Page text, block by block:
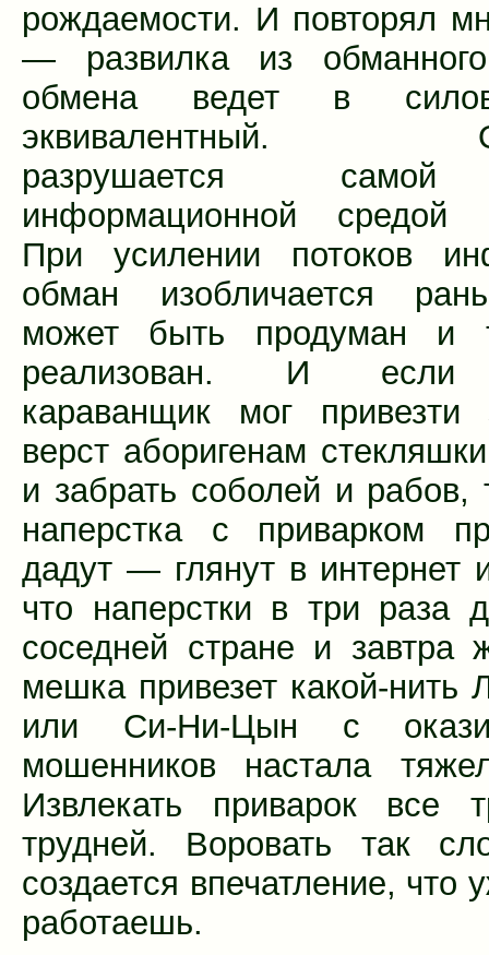
рождаемости. И повторял
— развилка из
обмена ведет в
эквивалентный.
разрушается
информационной средой
При усилении потоков
обман изобличается
может быть продуман и
реализован. И если
караванщик мог
верст аборигенам
и забрать соболей и
наперстка с приварком
дадут — глянут в интернет
что наперстки в три раза
соседней стране и завтра
мешка привезет какой-нить
или Си-Ни-Цын с
мошенников настала
Извлекать приварок все
трудней. Воровать так
создается впечатление, что
работаешь.